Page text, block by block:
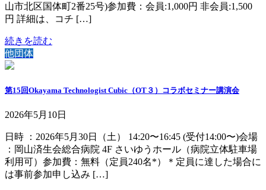
山市北区国体町2番25号)参加費：会員:1,000円 非会員:1,500
円 詳細は、コチ […]
続きを読む
他団体
第15回Okayama Technologist Cubic（OT３）コラボセミナー講演会
2026年5月10日
日時 ：2026年5月30日（土） 14:20〜16:45 (受付14:00〜)会場
：岡山済生会総合病院 4F さいゆうホール（病院立体駐車場
利用可）参加費：無料（定員240名*）＊定員に達した場合に
は事前参加申し込み […]